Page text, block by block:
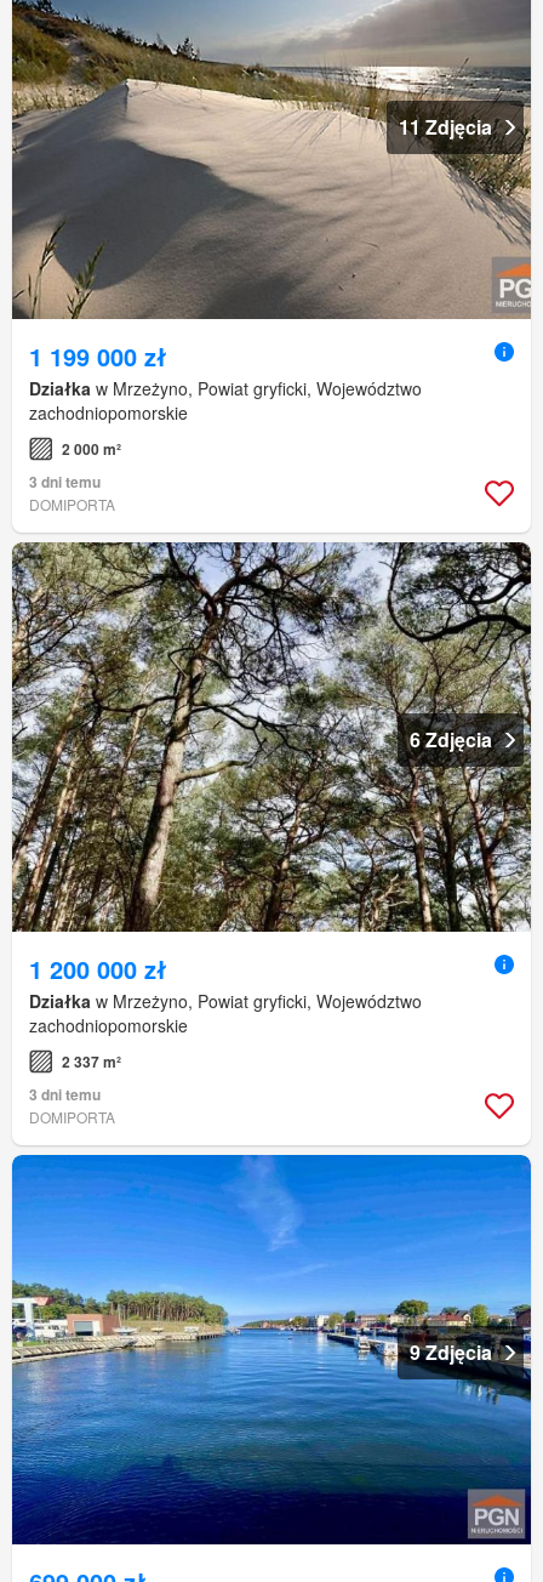
11 Zdjęcia
1 199 000 zł
Działka w Mrzeżyno, Powiat gryficki, Województwo
zachodniopomorskie
2 000 m²
3 dni temu
DOMIPORTA
6 Zdjęcia
1 200 000 zł
Działka w Mrzeżyno, Powiat gryficki, Województwo
zachodniopomorskie
2 337 m²
3 dni temu
DOMIPORTA
9 Zdjęcia